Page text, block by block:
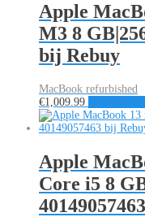
Apple
M3 8
bij Rebuy
MacBook refurbished
€1,009.99
Apple
Core i5 8